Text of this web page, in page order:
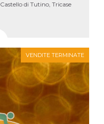
Castello di Tutino, Tricase
VENDITE TERMINATE